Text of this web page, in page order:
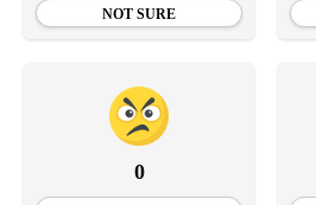
NOT SURE
0